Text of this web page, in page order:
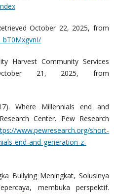
October 22, 2025, from
Harvest Community Services
21, 2025, from
Where Millennials end and
Center. Pew Research
www.pewresearch.org/short-
end-and-generation-z-
Bullying Meningkat, Solusinya
membuka perspektif.